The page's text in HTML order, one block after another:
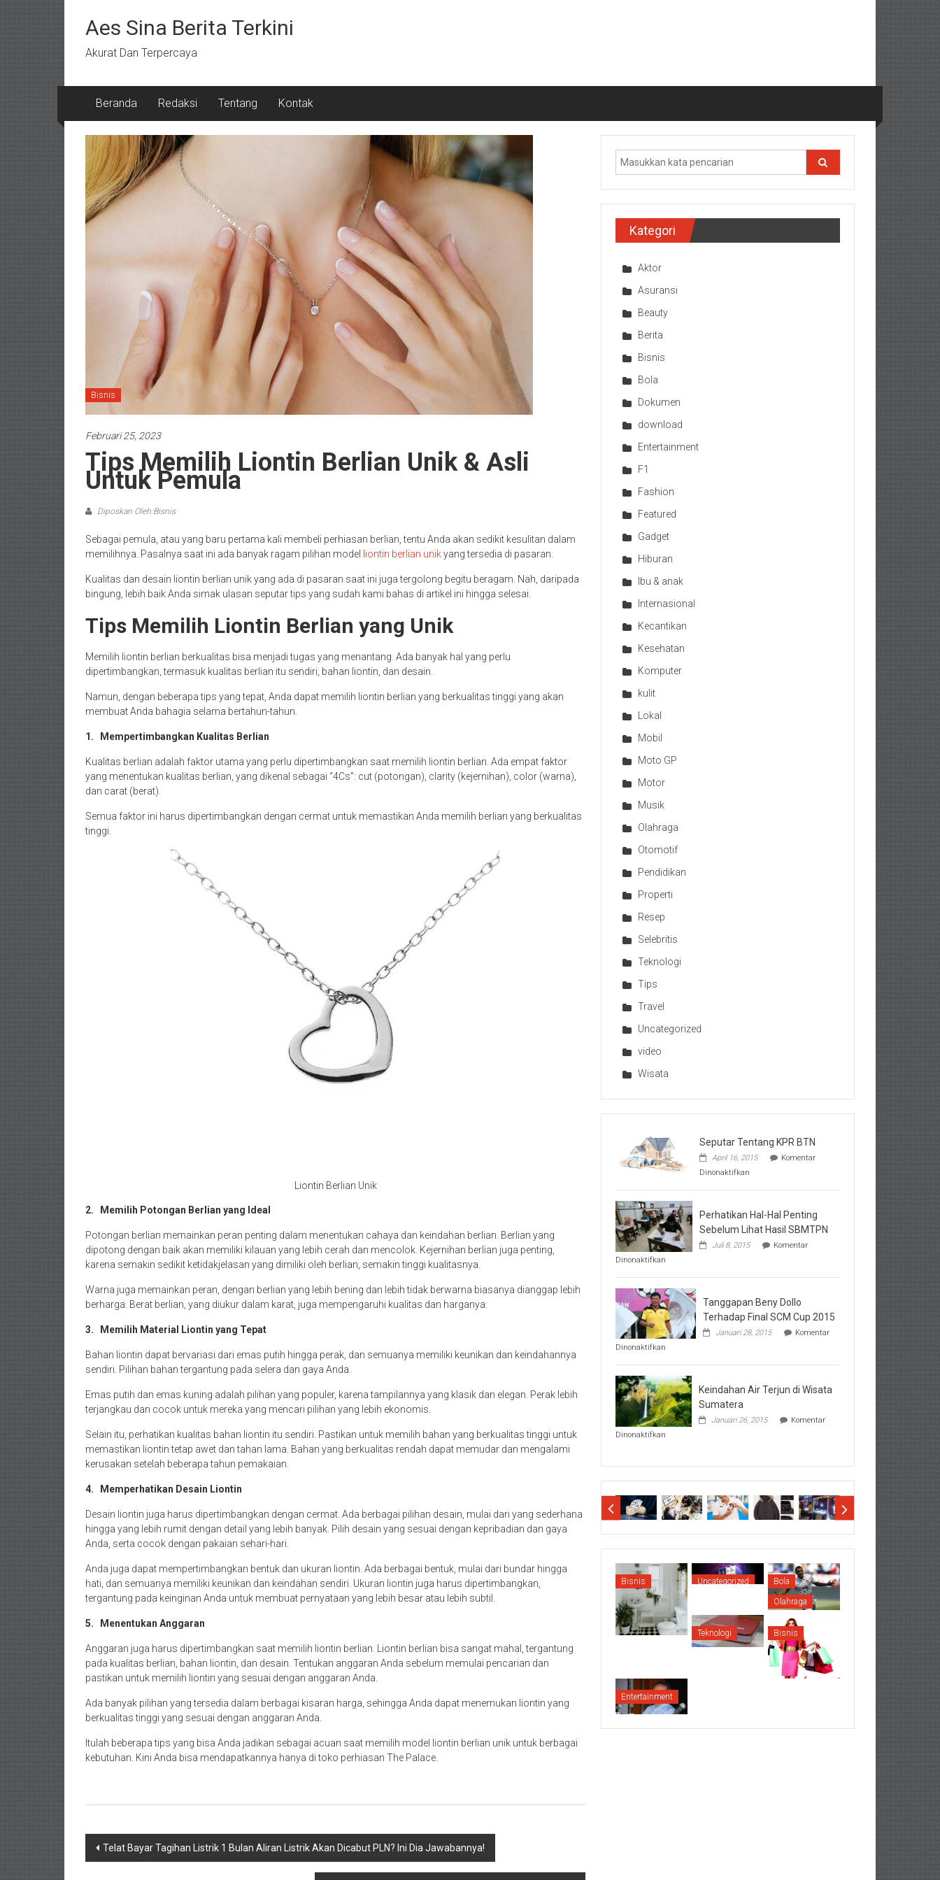
kontenAes Sina Berita Terkini
Akurat Dan Terpercaya
Beranda Redaksi Tentang Kontak
Bisnis
Februari 25, 2023
Tips Memilih Liontin Berlian Unik & Asli
Untuk Pemula
Diposkan Oleh:Bisnis
Sebagai pemula, atau yang baru pertama kali membeli perhiasan berlian, tentu Anda akan sedikit kesulitan dalam
memilihnya. Pasalnya saat ini ada banyak ragam pilihan model
liontin berlian unikyang tersedia di pasaran.
Kualitas dan desain liontin berlian unik yang ada di pasaran saat ini juga tergolong begitu beragam. Nah, daripada
bingung, lebih baik Anda simak ulasan seputar tips yang sudah kami bahas di artikel ini hingga selesai.
Tips Memilih Liontin Berlian yang Unik
Memilih liontin berlian berkualitas bisa menjadi tugas yang menantang. Ada banyak hal yang perlu
dipertimbangkan, termasuk kualitas berlian itu sendiri, bahan liontin, dan desain.
Namun, dengan beberapa tips yang tepat, Anda dapat memilih liontin berlian yang berkualitas tinggi yang akan
membuat Anda bahagia selama bertahun-tahun.
1. Mempertimbangkan Kualitas Berlian
Kualitas berlian adalah faktor utama yang perlu dipertimbangkan saat memilih liontin berlian. Ada empat faktor
yang menentukan kualitas berlian, yang dikenal sebagai “4Cs”: cut (potongan), clarity (kejernihan), color (warna),
dan carat (berat).
Semua faktor ini harus dipertimbangkan dengan cermat untuk memastikan Anda memilih berlian yang berkualitas
tinggi.
Liontin Berlian Unik
2. Memilih Potongan Berlian yang Ideal
Potongan berlian memainkan peran penting dalam menentukan cahaya dan keindahan berlian. Berlian yang
dipotong dengan baik akan memiliki kilauan yang lebih cerah dan mencolok. Kejernihan berlian juga penting,
karena semakin sedikit ketidakjelasan yang dimiliki oleh berlian, semakin tinggi kualitasnya.
Warna juga memainkan peran, dengan berlian yang lebih bening dan lebih tidak berwarna biasanya dianggap lebih
berharga. Berat berlian, yang diukur dalam karat, juga mempengaruhi kualitas dan harganya.
3. Memilih Material Liontin yang Tepat
Bahan liontin dapat bervariasi dari emas putih hingga perak, dan semuanya memiliki keunikan dan keindahannya
sendiri. Pilihan bahan tergantung pada selera dan gaya Anda.
Emas putih dan emas kuning adalah pilihan yang populer, karena tampilannya yang klasik dan elegan. Perak lebih
terjangkau dan cocok untuk mereka yang mencari pilihan yang lebih ekonomis.
Selain itu, perhatikan kualitas bahan liontin itu sendiri. Pastikan untuk memilih bahan yang berkualitas tinggi untuk
memastikan liontin tetap awet dan tahan lama. Bahan yang berkualitas rendah dapat memudar dan mengalami
kerusakan setelah beberapa tahun pemakaian.
4. Memperhatikan Desain Liontin
Desain liontin juga harus dipertimbangkan dengan cermat. Ada berbagai pilihan desain, mulai dari yang sederhana
hingga yang lebih rumit dengan detail yang lebih banyak. Pilih desain yang sesuai dengan kepribadian dan gaya
Anda, serta cocok dengan pakaian sehari-hari.
Anda juga dapat mempertimbangkan bentuk dan ukuran liontin. Ada berbagai bentuk, mulai dari bundar hingga
hati, dan semuanya memiliki keunikan dan keindahan sendiri. Ukuran liontin juga harus dipertimbangkan,
tergantung pada keinginan Anda untuk membuat pernyataan yang lebih besar atau lebih subtil.
5. Menentukan Anggaran
Anggaran juga harus dipertimbangkan saat memilih liontin berlian. Liontin berlian bisa sangat mahal, tergantung
pada kualitas berlian, bahan liontin, dan desain. Tentukan anggaran Anda sebelum memulai pencarian dan
pastikan untuk memilih liontin yang sesuai dengan anggaran Anda.
Ada banyak pilihan yang tersedia dalam berbagai kisaran harga, sehingga Anda dapat menemukan liontin yang
berkualitas tinggi yang sesuai dengan anggaran Anda.
Itulah beberapa tips yang bisa Anda jadikan sebagai acuan saat memilih model liontin berlian unik untuk berbagai
kebutuhan. Kini Anda bisa mendapatkannya hanya di toko perhiasan The Palace.
Navigasi
Telat Bayar Tagihan Listrik 1 Bulan Aliran Listrik Akan Dicabut PLN? Ini Dia Jawabannya!
Kategori
Aktor
Asuransi
Beauty
Berita
Bisnis
Bola
Dokumen
download
Entertainment
F1
Fashion
Featured
Gadget
Hiburan
Ibu & anak
Internasional
Kecantikan
Kesehatan
Komputer
kulit
Lokal
Mobil
Moto GP
Motor
Musik
Olahraga
Otomotif
Pendidikan
Properti
Resep
Selebritis
Teknologi
Tips
Travel
Uncategorized
video
Wisata
Seputar Tentang KPR BTN
April 16, 2015
Komentar
Dinonaktifkan
Tentang
BTN
Perhatikan Hal-Hal Penting
Sebelum Lihat Hasil SBMTPN
Juli 8, 2015
Komentar
Dinonaktifkan
Hal-
Hal
Penting
Sebelum
Lihat
Hasil
Tanggapan Beny Dollo
Terhadap Final SCM Cup 2015
Januari 28, 2015
Komentar
Dinonaktifkan
Beny
Dollo
Terhadap
Final
SCM
Cup
Keindahan Air Terjun di Wisata
Sumatera
Januari 26, 2015
Komentar
Dinonaktifkan
Terjun
Sumatera
Bisnis Uncategorized Bola
Olahraga
Teknologi Bisnis
Entertainment